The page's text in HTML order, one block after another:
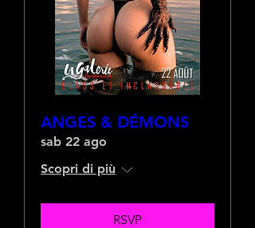
ANGES & DÉMONS
sab 22 ago
Scopri di più
RSVP